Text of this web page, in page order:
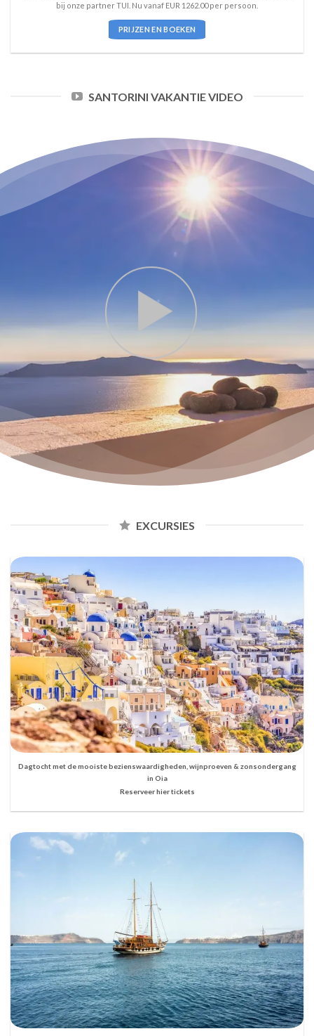
bij onze partner TUI. Nu vanaf EUR 1262.00 per persoon.
PRIJZEN EN BOEKEN
SANTORINI VAKANTIE VIDEO
EXCURSIES
Dagtocht met de mooiste bezienswaardigheden, wijnproeven & zonsondergang
in Oia
Reserveer hier tickets